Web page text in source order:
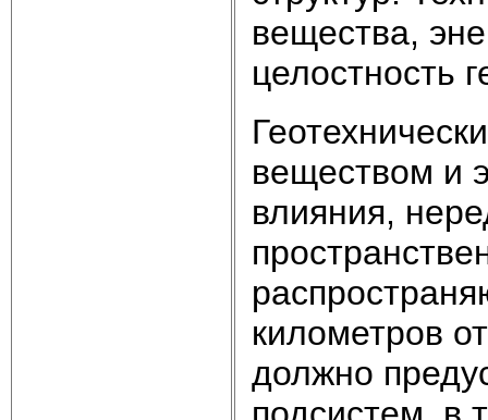
вещества,
целостность
веществом и
влияния,
километров
должно